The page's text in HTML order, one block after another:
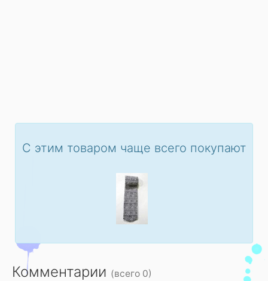
С этим товаром чаще всего покупают
Комментарии (всего 0)